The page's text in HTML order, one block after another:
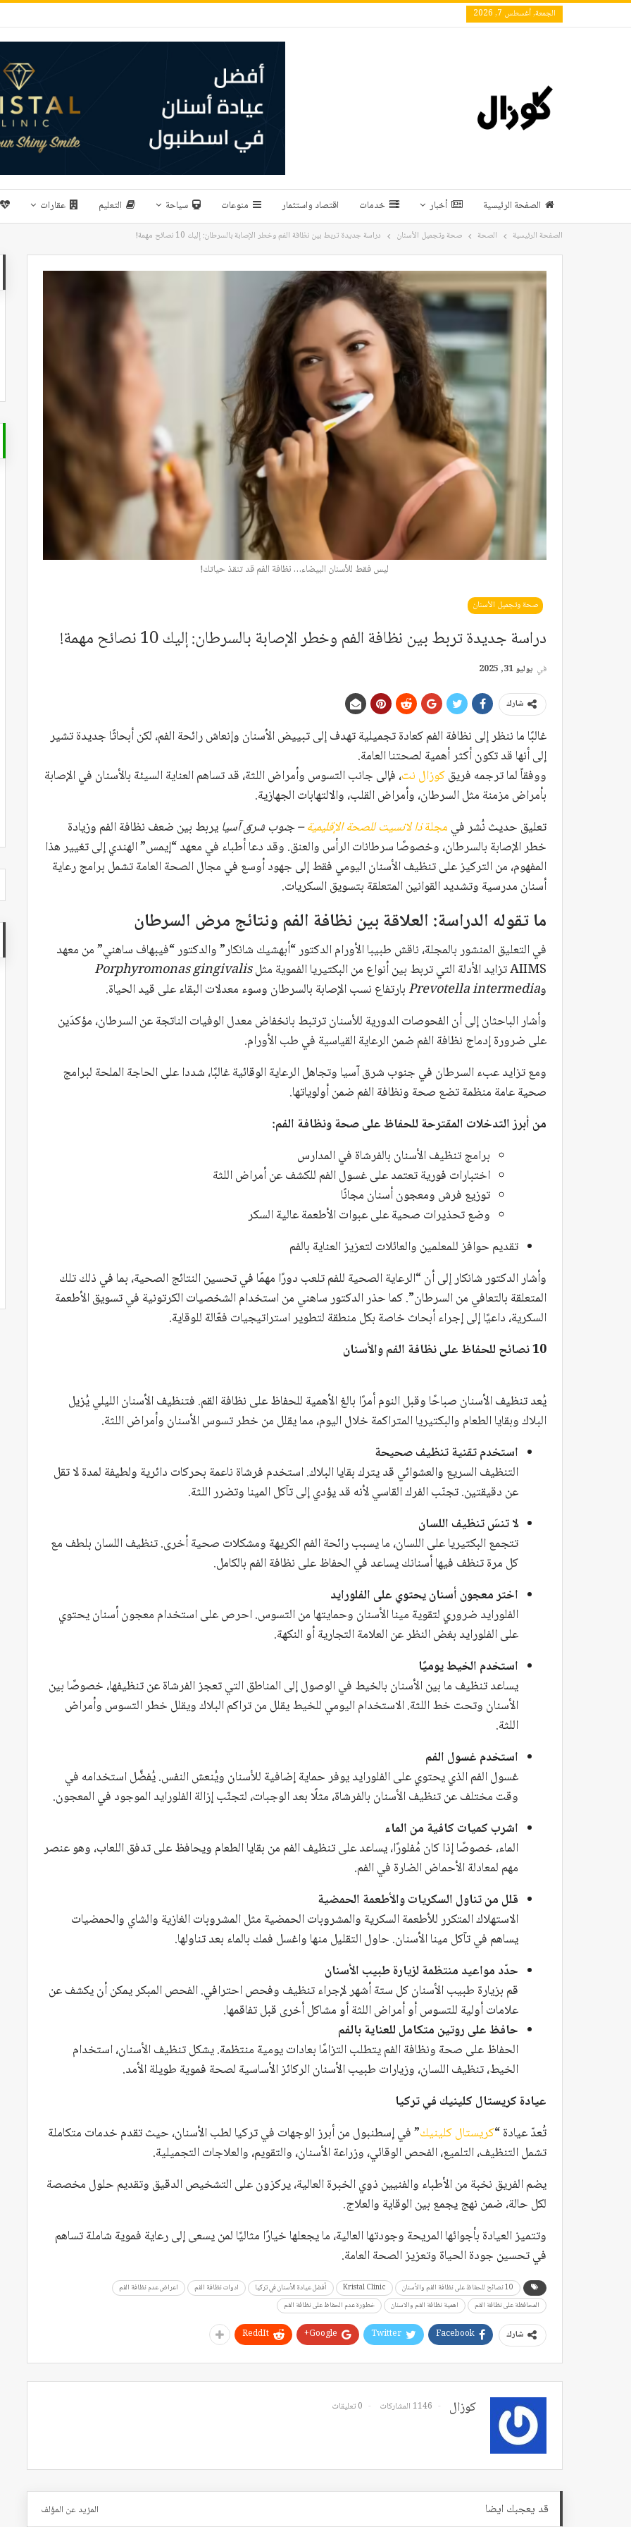
الجمعة, أغسطس 7, 2026
الصفحة الرئيسية أخبار خدمات اقتصاد واستثمار منوعات سياحة التعليم عقارات
الصفحة الرئيسية الصحة صحة وتجميل الأسنان دراسة جديدة تربط بين نظافة الفم وخطر الإصابة بالسرطان: إليك 10 نصائح مهمة!
ليس فقط للأسنان البيضاء… نظافة الفم قد تنقذ حياتك!
صحة وتجميل الأسنان
دراسة جديدة تربط بين نظافة الفم وخطر الإصابة بالسرطان: إليك 10 نصائح مهمة!
في يوليو 31, 2025
شارك
غالبًا ما ننظر إلى نظافة الفم كعادة تجميلية تهدف إلى تبييض الأسنان وإنعاش رائحة الفم، لكن أبحاثًا جديدة تشير
إلى أنها قد تكون أكثر أهمية لصحتنا العامة.
ووفقاً لما ترجمه فريقكوزال نت، فإلى جانب التسوس وأمراض اللثة، قد تساهم العناية السيئة بالأسنان في الإصابة
بأمراض مزمنة مثل السرطان، وأمراض القلب، والالتهابات الجهازية.
تعليق حديث نُشر في مجلةذا لانسيت للصحة الإقليمية– جنوب شرق آسيا يربط بين ضعف نظافة الفم وزيادة
خطر الإصابة بالسرطان، وخصوصًا سرطانات الرأس والعنق. وقد دعا أطباء في معهد “إيمس” الهندي إلى تغيير هذا
المفهوم، من التركيز على تنظيف الأسنان اليومي فقط إلى جهود أوسع في مجال الصحة العامة تشمل برامج رعاية
أسنان مدرسية وتشديد القوانين المتعلقة بتسويق السكريات.
ما تقوله الدراسة: العلاقة بين نظافة الفم ونتائج مرض السرطان
في التعليق المنشور بالمجلة، ناقش طبيبا الأورام الدكتور “أبهشيك شانكار” والدكتور “فيبهاف ساهني” من معهد
AIIMS تزايد الأدلة التي تربط بين أنواع من البكتيريا الفموية مثل
Porphyromonas gingivalis
وPrevotella intermediaبارتفاع نسب الإصابة بالسرطان وسوء معدلات البقاء على قيد الحياة.
وأشار الباحثان إلى أن الفحوصات الدورية للأسنان ترتبط بانخفاض معدل الوفيات الناتجة عن السرطان، مؤكدَين
على ضرورة إدماج نظافة الفم ضمن الرعاية القياسية في طب الأورام.
ومع تزايد عبء السرطان في جنوب شرق آسيا وتجاهل الرعاية الوقائية غالبًا، شددا على الحاجة الملحة لبرامج
صحية عامة منظمة تضع صحة ونظافة الفم ضمن أولوياتها.
من أبرز التدخلات المقترحة للحفاظ على صحة ونظافة الفم:
برامج تنظيف الأسنان بالفرشاة في المدارس
اختبارات فورية تعتمد على غسول الفم للكشف عن أمراض اللثة
توزيع فرش ومعجون أسنان مجانًا
وضع تحذيرات صحية على عبوات الأطعمة عالية السكر
تقديم حوافز للمعلمين والعائلات لتعزيز العناية بالفم
وأشار الدكتور شانكار إلى أن “الرعاية الصحية للفم تلعب دورًا مهمًا في تحسين النتائج الصحية، بما في ذلك تلك
المتعلقة بالتعافي من السرطان”. كما حذر الدكتور ساهني من استخدام الشخصيات الكرتونية في تسويق الأطعمة
السكرية، داعيًا إلى إجراء أبحاث خاصة بكل منطقة لتطوير استراتيجيات فعّالة للوقاية.
10 نصائح للحفاظ على نظافة الفم والأسنان
يُعد تنظيف الأسنان صباحًا وقبل النوم أمرًا بالغ الأهمية للحفاظ على نظافة القم. فتنظيف الأسنان الليلي يُزيل
البلاك وبقايا الطعام والبكتيريا المتراكمة خلال اليوم، مما يقلل من خطر تسوس الأسنان وأمراض اللثة.
استخدم تقنية تنظيف صحيحة
التنظيف السريع والعشوائي قد يترك بقايا البلاك. استخدم فرشاة ناعمة بحركات دائرية ولطيفة لمدة لا تقل
عن دقيقتين. تجنّب الفرك القاسي لأنه قد يؤدي إلى تآكل المينا وتضرر اللثة.
لا تنسَ تنظيف اللسان
تتجمع البكتيريا على اللسان، ما يسبب رائحة الفم الكريهة ومشكلات صحية أخرى. تنظيف اللسان بلطف مع
كل مرة تنظف فيها أسنانك يساعد في الحفاظ على نظافة الفم بالكامل.
اختر معجون أسنان يحتوي على الفلورايد
الفلورايد ضروري لتقوية مينا الأسنان وحمايتها من التسوس. احرص على استخدام معجون أسنان يحتوي
على الفلورايد بغض النظر عن العلامة التجارية أو النكهة.
استخدم الخيط يوميًا
يساعد تنظيف ما بين الأسنان بالخيط في الوصول إلى المناطق التي تعجز الفرشاة عن تنظيفها، خصوصًا بين
الأسنان وتحت خط اللثة. الاستخدام اليومي للخيط يقلل من تراكم البلاك ويقلل خطر التسوس وأمراض
اللثة.
استخدم غسول الفم
غسول الفم الذي يحتوي على الفلورايد يوفر حماية إضافية للأسنان ويُنعش النفس. يُفضَّل استخدامه في
وقت مختلف عن تنظيف الأسنان بالفرشاة، مثلًا بعد الوجبات، لتجنّب إزالة الفلورايد الموجود في المعجون.
اشرب كميات كافية من الماء
الماء، خصوصًا إذا كان مُفلورًا، يساعد على تنظيف الفم من بقايا الطعام ويحافظ على تدفق اللعاب، وهو عنصر
مهم لمعادلة الأحماض الضارة في الفم.
قلل من تناول السكريات والأطعمة الحمضية
الاستهلاك المتكرر للأطعمة السكرية والمشروبات الحمضية مثل المشروبات الغازية والشاي والحمضيات
يساهم في تآكل مينا الأسنان. حاول التقليل منها واغسل فمك بالماء بعد تناولها.
حدّد مواعيد منتظمة لزيارة طبيب الأسنان
قم بزيارة طبيب الأسنان كل ستة أشهر لإجراء تنظيف وفحص احترافي. الفحص المبكر يمكن أن يكشف عن
علامات أولية للتسوس أو أمراض اللثة أو مشاكل أخرى قبل تفاقمها.
حافظ على روتين متكامل للعناية بالفم
الحفاظ على صحة ونظافة الفم يتطلب التزامًا بعادات يومية منتظمة. يشكل تنظيف الأسنان، استخدام
الخيط، تنظيف اللسان، وزيارات طبيب الأسنان الركائز الأساسية لصحة فموية طويلة الأمد.
عيادة كريستال كلينيك في تركيا
تُعدّ عيادة “كريستال كلينيك” في إسطنبول من أبرز الوجهات في تركيا لطب الأسنان، حيث تقدم خدمات متكاملة
تشمل التنظيف، التلميع، الفحص الوقائي، وزراعة الأسنان، والتقويم، والعلاجات التجميلية.
يضم الفريق نخبة من الأطباء والفنيين ذوي الخبرة العالية، يركزون على التشخيص الدقيق وتقديم حلول مخصصة
لكل حالة، ضمن نهج يجمع بين الوقاية والعلاج.
وتتميز العيادة بأجوائها المريحة وجودتها العالية، ما يجعلها خيارًا مثاليًا لمن يسعى إلى رعاية فموية شاملة تساهم
في تحسين جودة الحياة وتعزيز الصحة العامة.
10 نصائح للحفاظ على نظافة الفم والأسنان Kristal Clinic أفضل عيادة للأسنان في تركيا ادوات نظافة الفم
اعراض عدم نظافة الفم
المحافظة على نظافة الفم
اهمية نظافة الفم والاسنان خطورة عدم الحفاظ على نظافة الفم
شارك Facebook
Twitter
Google+
ReddIt
كوزال 1146 المشاركات 0 تعليقات
قد يعجبك ايضا المزيد عن المؤلف